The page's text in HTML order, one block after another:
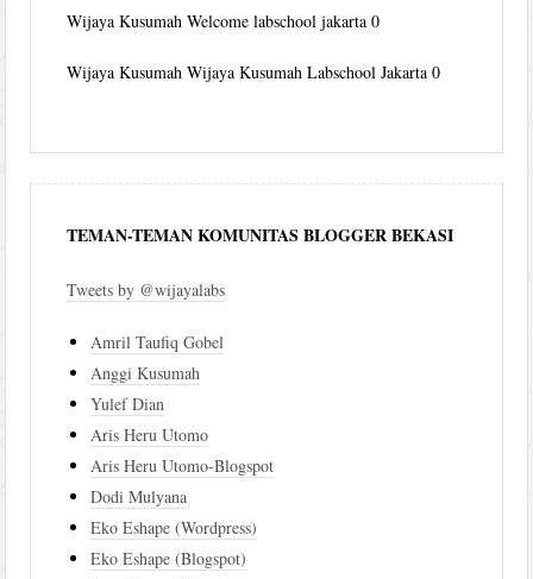
Wijaya Kusumah Welcome labschool jakarta 0
Wijaya Kusumah Wijaya Kusumah Labschool Jakarta 0
TEMAN-TEMAN KOMUNITAS BLOGGER BEKASI
Tweets by @wijayalabs
Amril Taufiq Gobel
Anggi Kusumah
Yulef Dian
Aris Heru Utomo
Aris Heru Utomo-Blogspot
Dodi Mulyana
Eko Eshape (Wordpress)
Eko Eshape (Blogspot)